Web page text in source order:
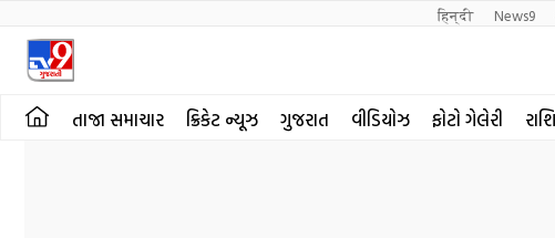
हिन्दी News9
તાજા સમાચાર ક્રિકેટ ન્યૂઝ ગુજરાત વીડિયોઝ ફોટો ગેલેરી